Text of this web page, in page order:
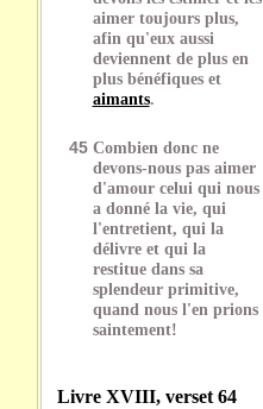
aimer toujours plus,
afin qu'eux aussi
deviennent de plus en
plus bénéfiques et
aimants.
45 Combien donc ne
devons-nous pas aimer
d'amour celui qui nous
a donné la vie, qui
l'entretient, qui la
délivre et qui la
restitue dans sa
splendeur primitive,
quand nous l'en prions
saintement!
Livre XVIII, verset 64